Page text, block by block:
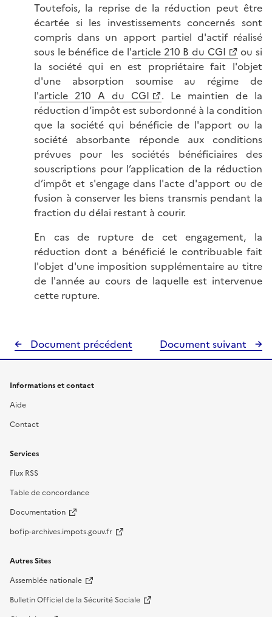
Toutefois, la reprise de la réduction peut être
écartée si les investissements concernés sont
compris dans un apport partiel d'actif réalisé
sous le bénéfice de l'article 210 B du CGI
ou si
la société qui en est propriétaire fait l'objet
d'une absorption soumise au régime de
l'article 210 A du CGI
. Le maintien de la
réduction d’impôt est subordonné à la condition
que la société qui bénéficie de l'apport ou la
société absorbante réponde aux conditions
prévues pour les sociétés bénéficiaires des
souscriptions pour l’application de la réduction
d’impôt et s'engage dans l'acte d'apport ou de
fusion à conserver les biens transmis pendant la
fraction du délai restant à courir.
En cas de rupture de cet engagement, la
réduction dont a bénéficié le contribuable fait
l'objet d'une imposition supplémentaire au titre
de l'année au cours de laquelle est intervenue
cette rupture.
Document précédent Document suivant
Informations et contact
Aide
Contact
Services
Flux RSS
Table de concordance
Documentation
bofip-archives.impots.gouv.fr
Autres Sites
Assemblée nationale
Bulletin Officiel de la Sécurité Sociale